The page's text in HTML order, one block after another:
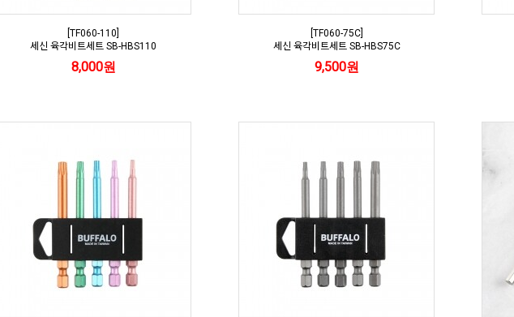
[TF060-110]
세신 육각비트세트 SB-HBS110
8,000원
[TF060-75C]
세신 육각비트세트 SB-HBS75C
9,500원